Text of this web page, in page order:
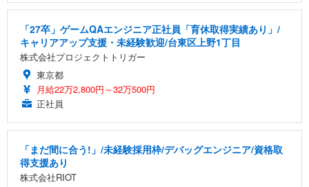
「27卒」ゲームQAエンジニア正社員「育休取得実績あり」/
キャリアアップ支援・未経験歓迎/台東区上野1丁目
株式会社プロジェクトトリガー
東京都
月給22万2,800円～32万500円
正社員
「まだ間に合う!」/未経験採用枠/デバッグエンジニア/資格取
得支援あり
株式会社RIOT